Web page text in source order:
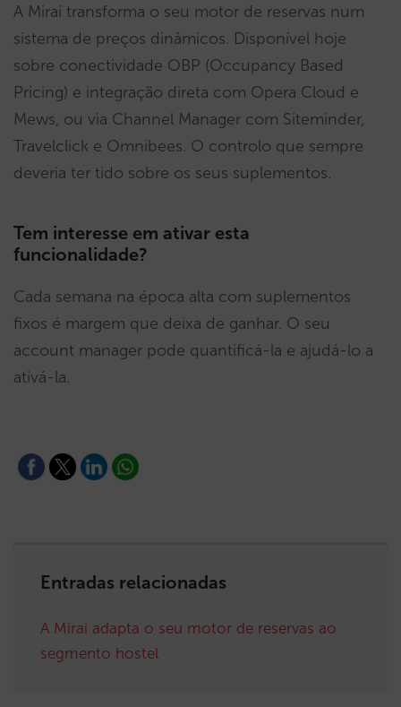
A Mirai transforma o seu motor de reservas num
sistema de preços dinâmicos. Disponível hoje
sobre conectividade OBP (Occupancy Based
Pricing) e integração direta com Opera Cloud e
Mews, ou via Channel Manager com Siteminder,
Travelclick e Omnibees. O controlo que sempre
deveria ter tido sobre os seus suplementos.
Tem interesse em ativar esta
funcionalidade?
Cada semana na época alta com suplementos
fixos é margem que deixa de ganhar. O seu
account manager pode quantificá-la e ajudá-lo a
ativá-la.
Entradas relacionadas
A Mirai adapta o seu motor de reservas ao
segmento hostel